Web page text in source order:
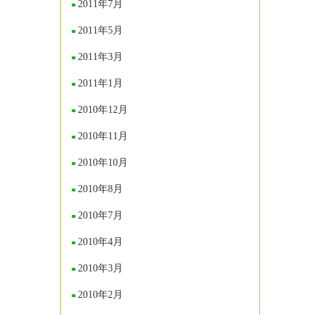
2011年7月
2011年5月
2011年3月
2011年1月
2010年12月
2010年11月
2010年10月
2010年8月
2010年7月
2010年4月
2010年3月
2010年2月